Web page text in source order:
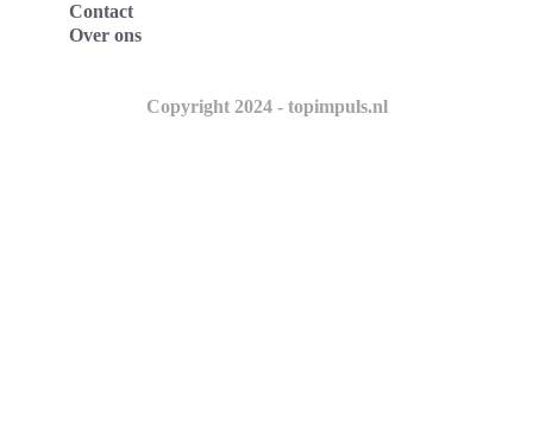
Contact
Over ons
Copyright 2024 - topimpuls.nl